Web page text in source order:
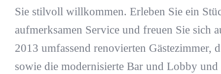
Sie stilvoll willkommen. Erleben Sie ein
aufmerksamen Service und freuen Sie sich
2013 umfassend renovierten Gästezimmer,
sowie die modernisierte Bar und Lobby